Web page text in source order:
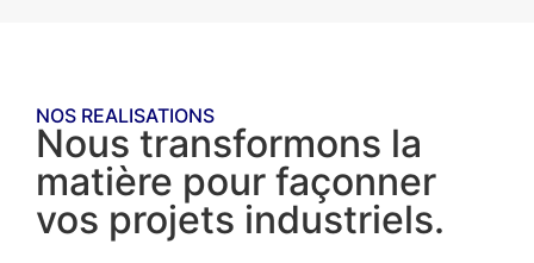
NOS REALISATIONS
Nous transformons la
matière pour façonner
vos projets industriels.